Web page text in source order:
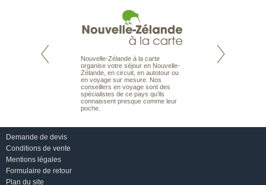
est le spécialiste
Nouvelle-Zélande à la carte
organise votre séjour en Nouvelle-
Zélande, en circuit, en autotour ou
en voyage sur mesure. Nos
conseillers en voyage sont des
spécialistes de ce pays qu’ils
connaissent presque comme leur
poche.
Notre site
Demande de devis
Conditions de vente
Mentions légales
Formulaire de retour
Plan du site